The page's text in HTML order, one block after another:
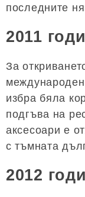
последните
2011
За
избра бяла
подгъва на
аксесоари е
с тъмната
2012